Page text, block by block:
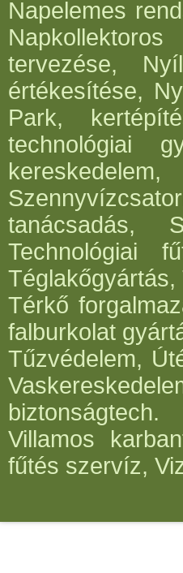
Napelemes
tervezése,
értékesítése,
Park,
technológiai
tanácsadás,
Technológiai
Térkő
falburkolat
Tűzvédelem,
Villamos
fűtés szervíz,